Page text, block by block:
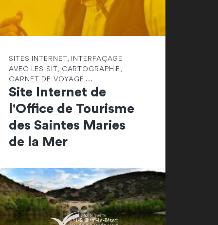
SITES INTERNET, INTERFAÇAGE
AVEC LES SIT, CARTOGRAPHIE,
CARNET DE VOYAGE,...
Site Internet de
l'Office de Tourisme
des Saintes Maries
de la Mer